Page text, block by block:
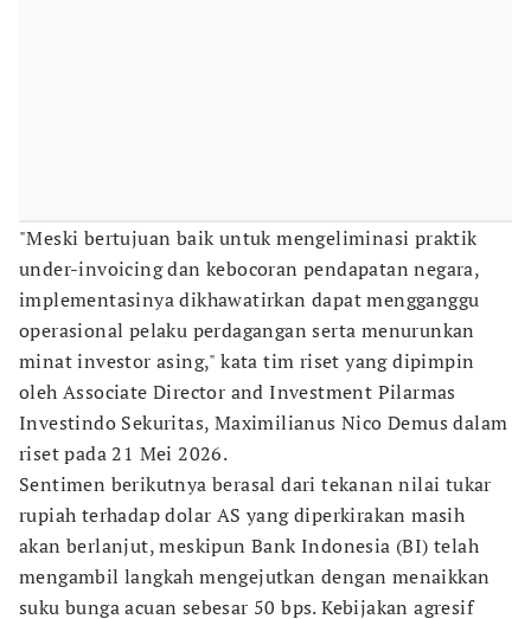
"Meski bertujuan baik untuk mengeliminasi praktik
under-invoicing dan kebocoran pendapatan negara,
implementasinya dikhawatirkan dapat mengganggu
operasional pelaku perdagangan serta menurunkan
minat investor asing," kata tim riset yang dipimpin
oleh Associate Director and Investment Pilarmas
Investindo Sekuritas, Maximilianus Nico Demus dalam
riset pada 21 Mei 2026.
Sentimen berikutnya berasal dari tekanan nilai tukar
rupiah terhadap dolar AS yang diperkirakan masih
akan berlanjut, meskipun Bank Indonesia (BI) telah
mengambil langkah mengejutkan dengan menaikkan
suku bunga acuan sebesar 50 bps. Kebijakan agresif